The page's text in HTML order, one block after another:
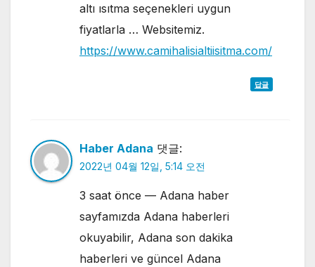
altı ısıtma seçenekleri uygun
fiyatlarla … Websitemiz.
https://www.camihalisialtiisitma.com/
답글
Haber Adana 댓글:
2022년 04월 12일, 5:14 오전
3 saat önce — Adana haber
sayfamızda Adana haberleri
okuyabilir, Adana son dakika
haberleri ve güncel Adana